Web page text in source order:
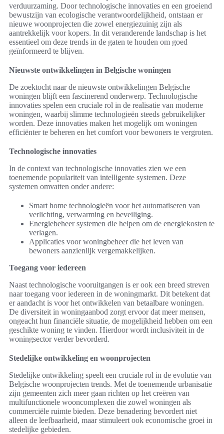
verduurzaming. Door technologische innovaties en een groeiend
bewustzijn van ecologische verantwoordelijkheid, ontstaan er
nieuwe woonprojecten die zowel energiezuinig zijn als
aantrekkelijk voor kopers. In dit veranderende landschap is het
essentieel om deze trends in de gaten te houden om goed
geïnformeerd te blijven.
Nieuwste ontwikkelingen in Belgische woningen
De zoektocht naar de nieuwste ontwikkelingen Belgische
woningen blijft een fascinerend onderwerp. Technologische
innovaties spelen een cruciale rol in de realisatie van moderne
woningen, waarbij slimme technologieën steeds gebruikelijker
worden. Deze innovaties maken het mogelijk om woningen
efficiënter te beheren en het comfort voor bewoners te vergroten.
Technologische innovaties
In de context van technologische innovaties zien we een
toenemende populariteit van intelligente systemen. Deze
systemen omvatten onder andere:
Smart home technologieën voor het automatiseren van
verlichting, verwarming en beveiliging.
Energiebeheer systemen die helpen om de energiekosten te
verlagen.
Applicaties voor woningbeheer die het leven van
bewoners aanzienlijk vergemakkelijken.
Toegang voor iedereen
Naast technologische vooruitgangen is er ook een breed streven
naar toegang voor iedereen in de woningmarkt. Dit betekent dat
er aandacht is voor het ontwikkelen van betaalbare woningen.
De diversiteit in woningaanbod zorgt ervoor dat meer mensen,
ongeacht hun financiële situatie, de mogelijkheid hebben om een
geschikte woning te vinden. Hierdoor wordt inclusiviteit in de
woningsector verder bevorderd.
Stedelijke ontwikkeling en woonprojecten
Stedelijke ontwikkeling speelt een cruciale rol in de evolutie van
Belgische woonprojecten trends. Met de toenemende urbanisatie
zijn gemeenten zich meer gaan richten op het creëren van
multifunctionele wooncomplexen die zowel woningen als
commerciële ruimte bieden. Deze benadering bevordert niet
alleen de leefbaarheid, maar stimuleert ook economische groei in
stedelijke gebieden.